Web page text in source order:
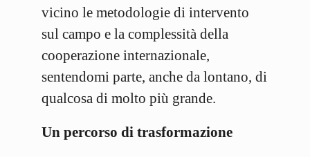
vicino le metodologie di intervento
sul campo e la complessità della
cooperazione internazionale,
sentendomi parte, anche da lontano, di
qualcosa di molto più grande.
Un percorso di trasformazione